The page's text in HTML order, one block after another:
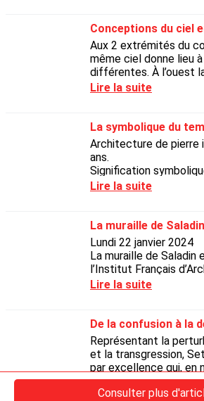
Aux 2 extrémités du
même ciel donne lieu
différentes. À l’ouest
ptoléméenne, à l’est la
Lire la suite
Architecture de pierre
ans.
Signification
temples.
Lire la suite
Lundi 22 janvier 2024
La muraille de
l’Institut Français
dans la ville du Caire
Lire la suite
Représentant la
et la transgression,
par excellence qui, en
la définition de l’ordre.
Lire la suite
Consulter plus